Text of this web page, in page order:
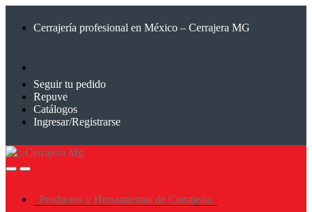
Cerrajería profesional en México – Cerrajera MG
Seguir tu pedido
Repuve
Catálogos
Ingresar/Registrarse
Productos y Herramientas de Cerrajeria